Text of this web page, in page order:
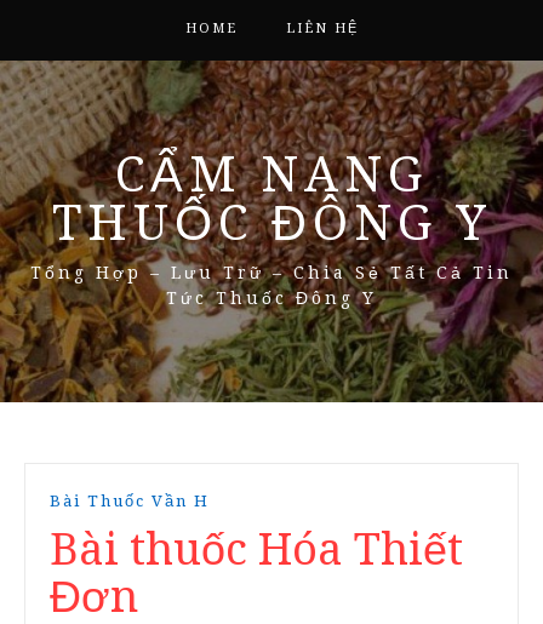
HOME LIÊN HỆ
CẨM NANG
THUỐC ĐÔNG Y
Tổng Hợp – Lưu Trữ – Chia Sẻ Tất Cả Tin
Tức Thuốc Đông Y
Bài Thuốc Vần H
Bài thuốc Hóa Thiết
Đơn